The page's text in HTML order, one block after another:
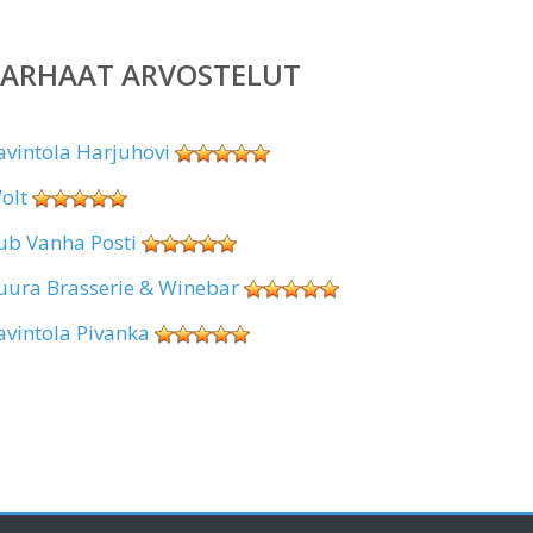
ARVOSTELUT
Harjuhovi
Vanha Posti
Brasserie & Winebar
Pivanka